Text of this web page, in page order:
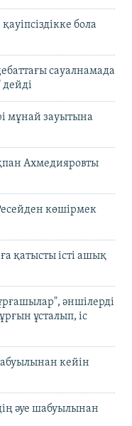
бола
сауалнамада
мұнай зауытына
Ахмедияровты
көшірмек
қатысты істі ашық
әншілерді
ұсталып, іс
кейін
әуе шабуылынан